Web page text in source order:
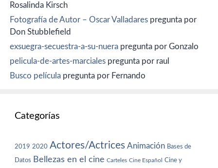
Rosalinda Kirsch
Fotografía de Autor – Oscar Valladares pregunta por
Don Stubblefield
exsuegra-secuestra-a-su-nuera pregunta por Gonzalo
pelicula-de-artes-marciales pregunta por raul
Busco película pregunta por Fernando
Categorías
2019 2020 Actores/Actrices Animación Bases de
Datos Bellezas en el cine Carteles Cine Español Cine y